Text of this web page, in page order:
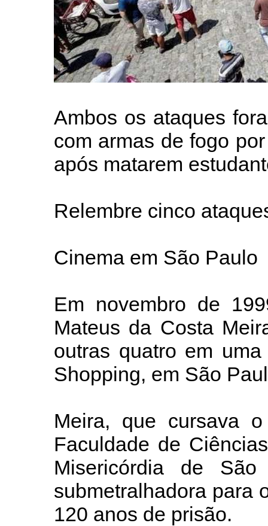
Ambos os ataques
com armas de fogo
após matarem
Relembre cinco
Cinema em São Paulo
Em novembro de
Mateus da Costa
outras quatro em
Shopping, em São
Meira, que cursava
Faculdade de
Misericórdia de
submetralhadora para
120 anos de prisão.